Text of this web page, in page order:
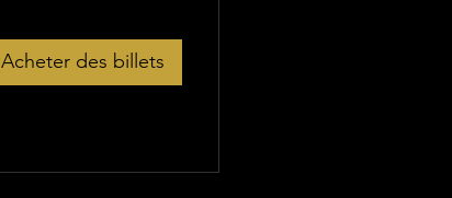
Acheter des billets